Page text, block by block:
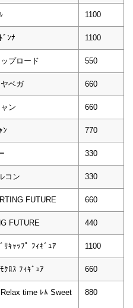
1100
ﾞﾝﾅ 1100
プロード 550
ベガ 660
ン 660
ﾝ 770
330
コン 330
FUTURE 660
FUTURE 440
ﾘｷｬｯﾌﾟ ﾌｨｷﾞｭｱ 1100
ｸﾛｽ ﾌｨｷﾞｭｱ 660
time ﾚﾑ Sweet
880